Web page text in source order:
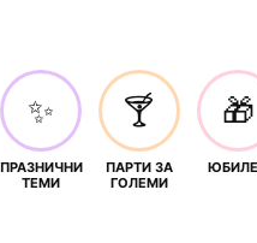
✨
ПРАЗНИЧНИ
ТЕМИ
🍸
ПАРТИ ЗА
ГОЛЕМИ
🎁